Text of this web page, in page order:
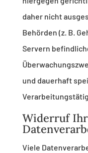
daher nicht
Behörden (z. B.
Servern
und dauerhaft
Widerruf
Viele